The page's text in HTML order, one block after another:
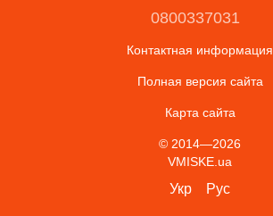
0800337031
Контактная информация
Полная версия сайта
Карта сайта
© 2014—2026
VMISKE.ua
Укр Рус